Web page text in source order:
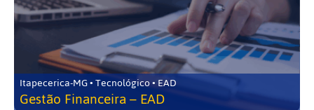
Itapecerica-MG • Tecnológico • EAD
Gestão Financeira – EAD